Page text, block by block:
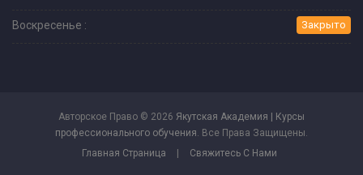
Воскресенье : Закрыто
Авторское Право © 2026 Якутская Академия | Курсы
профессионального обучения. Все Права Защищены.
Главная Страница
Свяжитесь С Нами